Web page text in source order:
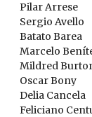
Pilar Arrese
Sergio Avello
Batato Barea
Marcelo
Mildred
Oscar Bony
Delia Cancela
Feliciano